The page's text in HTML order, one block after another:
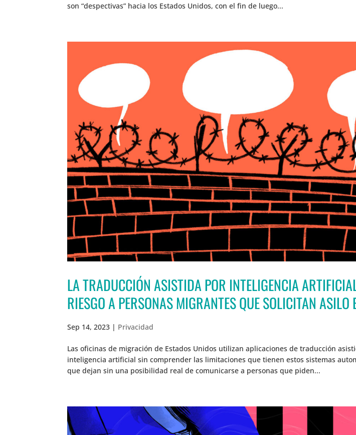
son “despectivas” hacia los Estados Unidos, con el fin de luego...
LA TRADUCCIÓN ASISTIDA POR INTELIGENCIA
RIESGO A PERSONAS MIGRANTES QUE SOLICITAN ASILO
Sep 14, 2023 | Privacidad
Las oficinas de migración de Estados Unidos utilizan aplicaciones de traducción
inteligencia artificial sin comprender las limitaciones que tienen estos sistemas
que dejan sin una posibilidad real de comunicarse a personas que piden...